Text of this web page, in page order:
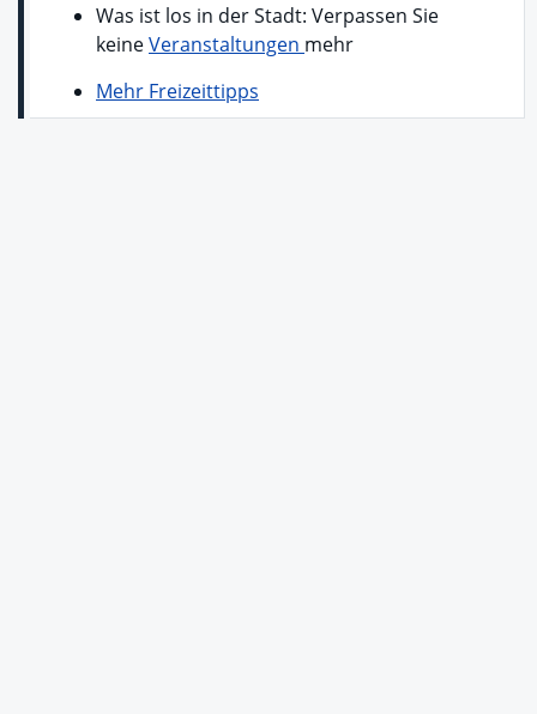
Was ist los in der Stadt: Verpassen Sie
keineVeranstaltungen mehr
Mehr Freizeittipps